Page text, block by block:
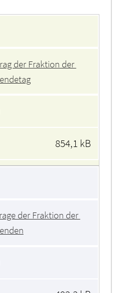
der Fraktion der
854,1 kB
der Fraktion der